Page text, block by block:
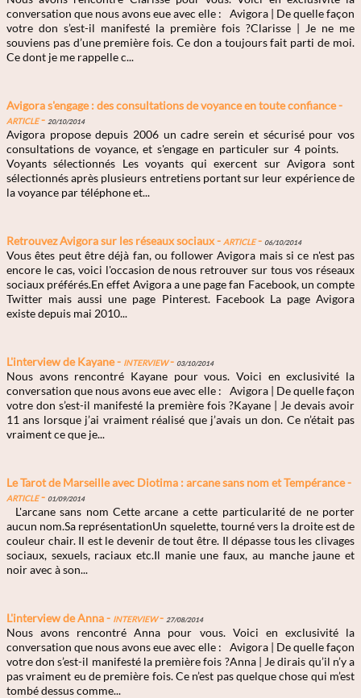
conversation que nous avons eue avec elle : Avigora | De quelle façon
votre don s’est-il manifesté la première fois ?Clarisse | Je ne me
souviens pas d’une première fois. Ce don a toujours fait parti de moi.
Ce dont je me rappelle c...
Avigora s'engage : des consultations de voyance en toute confiance -
Article- 20/10/2014
Avigora propose depuis 2006 un cadre serein et sécurisé pour vos
consultations de voyance, et s'engage en particuler sur 4 points.
Voyants sélectionnés Les voyants qui exercent sur Avigora sont
sélectionnés après plusieurs entretiens portant sur leur expérience de
la voyance par téléphone et...
Retrouvez Avigora sur les réseaux sociaux -Article- 06/10/2014
Vous êtes peut être déjà fan, ou follower Avigora mais si ce n'est pas
encore le cas, voici l'occasion de nous retrouver sur tous vos réseaux
sociaux préférés.En effet Avigora a une page fan Facebook, un compte
Twitter mais aussi une page Pinterest. Facebook La page Avigora
existe depuis mai 2010...
L'interview de Kayane - Interview- 03/10/2014
Nous avons rencontré Kayane pour vous. Voici en exclusivité la
conversation que nous avons eue avec elle : Avigora | De quelle façon
votre don s’est-il manifesté la première fois ?Kayane | Je devais avoir
11 ans lorsque j’ai vraiment réalisé que j’avais un don. Ce n’était pas
vraiment ce que je...
Le Tarot de Marseille avec Diotima : arcane sans nom et Tempérance -
Article- 01/09/2014
L'arcane sans nom Cette arcane a cette particularité de ne porter
aucun nom.Sa représentationUn squelette, tourné vers la droite est de
couleur chair. Il est le devenir de tout être. Il dépasse tous les clivages
sociaux, sexuels, raciaux etc.Il manie une faux, au manche jaune et
noir avec à son...
L'interview de Anna - Interview- 27/08/2014
Nous avons rencontré Anna pour vous. Voici en exclusivité la
conversation que nous avons eue avec elle : Avigora | De quelle façon
votre don s’est-il manifesté la première fois ?Anna | Je dirais qu’il n’y a
pas vraiment eu de première fois. Ce n’est pas quelque chose qui m’est
tombé dessus comme...